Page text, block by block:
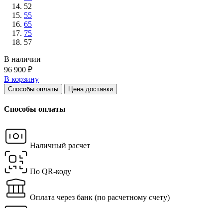
52
55
65
75
57
В наличии
96 900 ₽
В корзину
Способы оплаты Цена доставки
Способы оплаты
Наличный расчет
По QR-коду
Оплата через банк (по расчетному счету)